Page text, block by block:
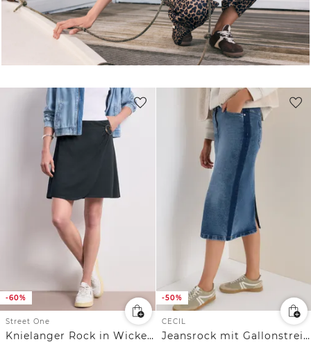
-60%
Street One
Knielanger Rock in Wickeloptik
-50%
CECIL
Jeansrock mit Gallonstreifen